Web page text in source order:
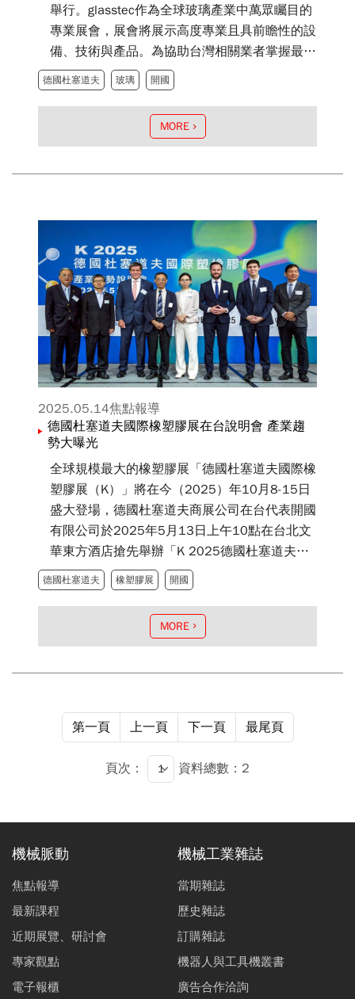
舉行。glasstec作為全球玻璃產業中萬眾矚目的
專業展會，展會將展示高度專業且具前瞻性的設
備、技術與產品。為協助台灣相關業者掌握最新
動態與產業趨勢，該展在台代表開國有限公司特
別於2026年6月24日假台北文華東方酒店舉辦
「glasstec 2026台北產業趨勢說明會」，吸引
玻璃製造、加工、設備、建築與相關應用領域業
德國杜塞道夫 玻璃 開國
MORE
2025.05.14焦點報導
德國杜塞道夫國際橡塑膠展在台說明會 產業趨
勢大曝光
全球規模最大的橡塑膠展「德國杜塞道夫國際橡
塑膠展（K）」將在今（2025）年10月8-15日
盛大登場，德國杜塞道夫商展公司在台代表開國
有限公司於2025年5月13日上午10點在台北文
華東方酒店搶先舉辦「K 2025德國杜塞道夫國
際橡塑膠展產業趨勢說明會」。
德國杜塞道夫 橡塑膠展 開國
MORE
第一頁 上一頁 下一頁 最尾頁
頁次： 資料總數：2
機械脈動
焦點報導
最新課程
近期展覽、研討會
專家觀點
電子報櫃
機械工業雜誌
當期雜誌
歷史雜誌
訂購雜誌
機器人與工具機叢書
廣告合作洽詢